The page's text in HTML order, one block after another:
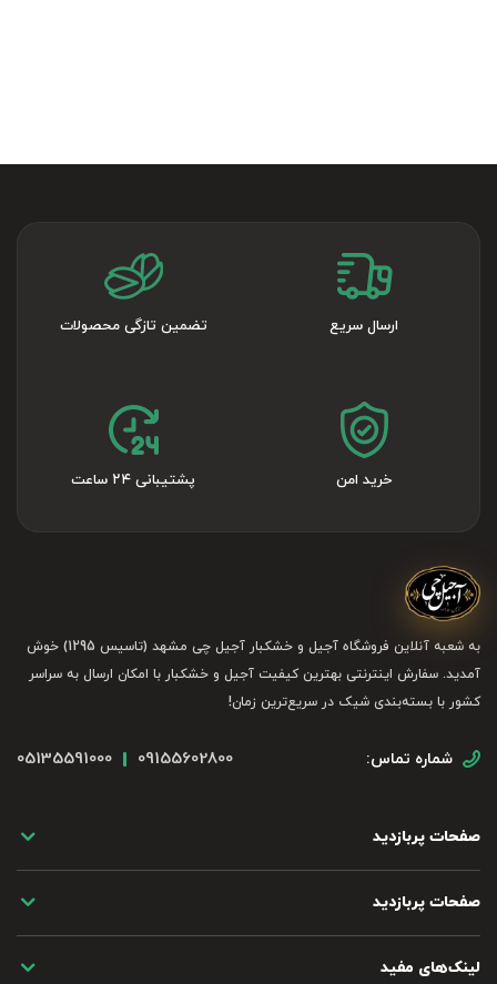
ارسال سریع تضمین تازگی محصولات
خرید امن پشتیبانی ۲۴ ساعت
به شعبه آنلاین فروشگاه آجیل و خشکبار آجیل چی مشهد (تاسیس 1295) خوش
آمدید. سفارش اینترنتی بهترین کیفیت آجیل و خشکبار با امکان ارسال به سراسر
کشور با بسته‌بندی شیک در سریع‌ترین زمان!
شماره تماس: 09155602800
05135591000
صفحات پربازدید
صفحات پربازدید
لینک‌های مفید